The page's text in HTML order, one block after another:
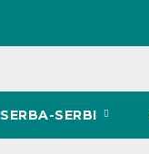
SERBA-SERBI